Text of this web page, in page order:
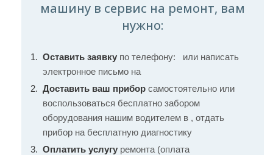
машину в сервис на ремонт, вам
нужно:
Оставить заявку по телефону:
или написать
электронное письмо на
Доставить ваш прибор самостоятельно или
воспользоваться бесплатно забором
оборудования нашим водителем в , отдать
прибор на бесплатную диагностику
Оплатить услугу ремонта (оплата